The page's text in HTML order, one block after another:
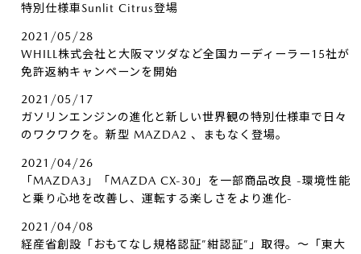
特別仕様車Sunlit Citrus登場
2021/05/28
WHILL株式会社と大阪マツダなど全国カーディーラー15社が
免許返納キャンペーンを開始
2021/05/17
ガソリンエンジンの進化と新しい世界観の特別仕様車で日々
のワクワクを。新型 MAZDA2 、まもなく登場。
2021/04/26
「MAZDA3」「MAZDA CX-30」を一部商品改良 -環境性能
と乗り心地を改善し、運転する楽しさをより進化-
2021/04/08
経産省創設「おもてなし規格認証”紺認証”」取得。～「東大